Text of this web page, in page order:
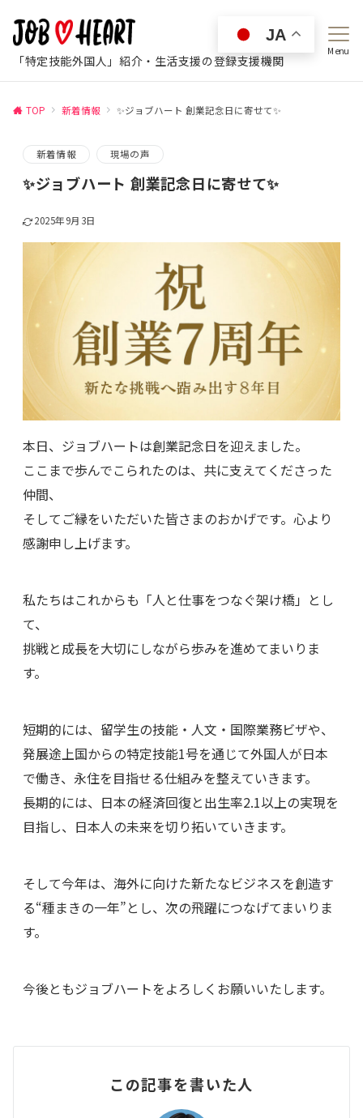
「特定技能外国人」紹介・生活支援の登録支援機関
Menu
TOP 新着情報 ✨ジョブハート 創業記念日に寄せて✨
新着情報 現場の声
✨ジョブハート 創業記念日に寄せて✨
2025年9月3日
本日、ジョブハートは創業記念日を迎えました。
ここまで歩んでこられたのは、共に支えてくださった
仲間、
そしてご縁をいただいた皆さまのおかげです。心より
感謝申し上げます。
私たちはこれからも「人と仕事をつなぐ架け橋」とし
て、
挑戦と成長を大切にしながら歩みを進めてまいりま
す。
短期的には、留学生の技能・人文・国際業務ビザや、
発展途上国からの特定技能1号を通じて外国人が日本
で働き、永住を目指せる仕組みを整えていきます。
長期的には、日本の経済回復と出生率2.1以上の実現を
目指し、日本人の未来を切り拓いていきます。
そして今年は、海外に向けた新たなビジネスを創造す
る“種まきの一年”とし、次の飛躍につなげてまいりま
す。
今後ともジョブハートをよろしくお願いいたします。
この記事を書いた人
JA